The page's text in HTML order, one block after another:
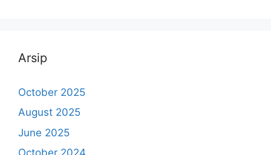
Arsip
October 2025
August 2025
June 2025